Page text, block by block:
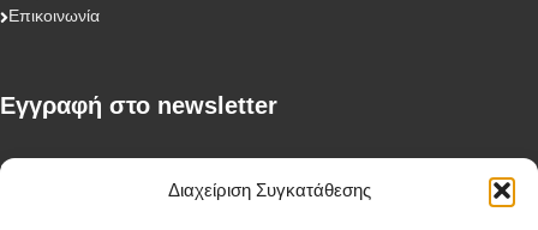
Διαχείριση Συγκατάθεσης
Επικοινωνία
Eγγραφή στο newsletter
First Name